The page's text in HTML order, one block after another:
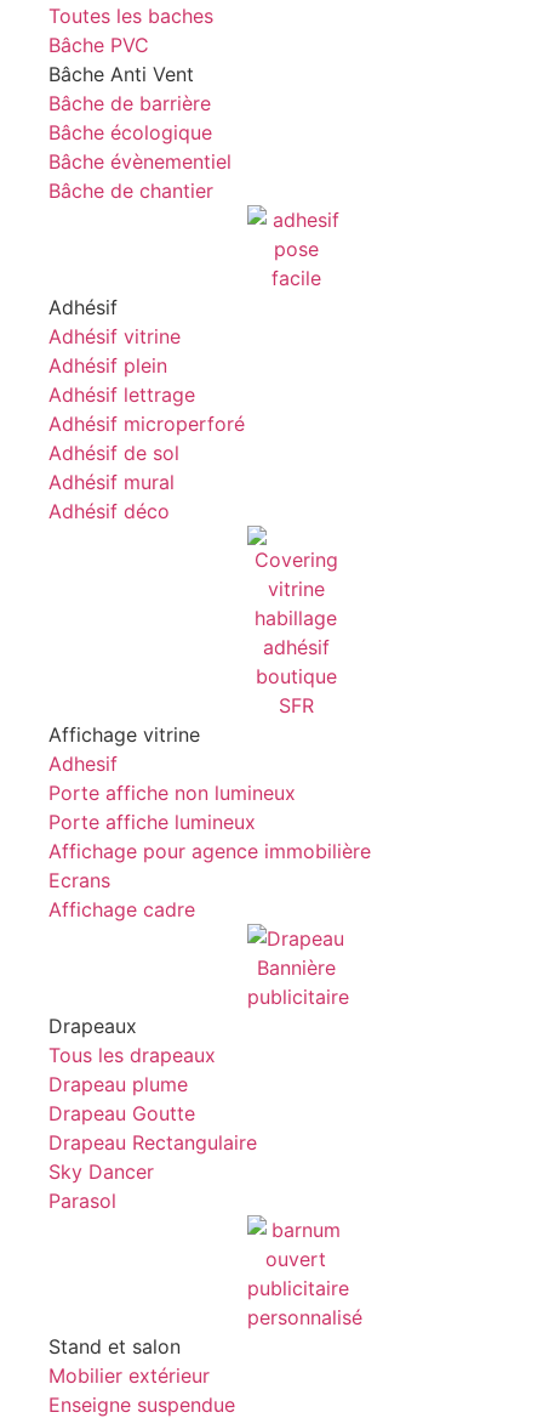
Toutes les baches
Bâche PVC
Bâche Anti Vent
Bâche de barrière
Bâche écologique
Bâche évènementiel
Bâche de chantier
Adhésif
Adhésif vitrine
Adhésif plein
Adhésif lettrage
Adhésif microperforé
Adhésif de sol
Adhésif mural
Adhésif déco
Affichage vitrine
Adhesif
Porte affiche non lumineux
Porte affiche lumineux
Affichage pour agence immobilière
Ecrans
Affichage cadre
Drapeaux
Tous les drapeaux
Drapeau plume
Drapeau Goutte
Drapeau Rectangulaire
Sky Dancer
Parasol
Stand et salon
Mobilier extérieur
Enseigne suspendue